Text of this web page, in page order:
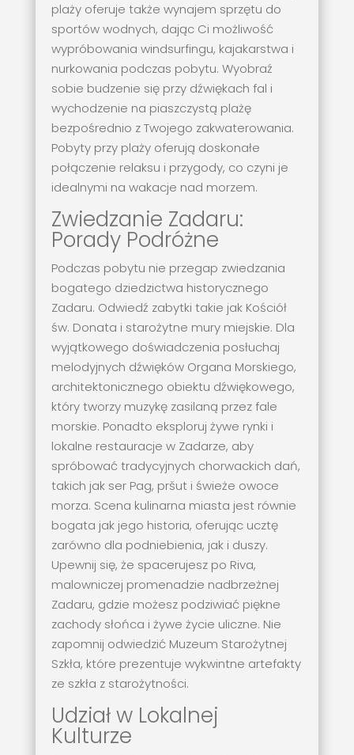
plaży oferuje także wynajem sprzętu do
sportów wodnych, dając Ci możliwość
wypróbowania windsurfingu, kajakarstwa i
nurkowania podczas pobytu. Wyobraź
sobie budzenie się przy dźwiękach fal i
wychodzenie na piaszczystą plażę
bezpośrednio z Twojego zakwaterowania.
Pobyty przy plaży oferują doskonałe
połączenie relaksu i przygody, co czyni je
idealnymi na wakacje nad morzem.
Zwiedzanie Zadaru:
Porady Podróżne
Podczas pobytu nie przegap zwiedzania
bogatego dziedzictwa historycznego
Zadaru. Odwiedź zabytki takie jak Kościół
św. Donata i starożytne mury miejskie. Dla
wyjątkowego doświadczenia posłuchaj
melodyjnych dźwięków Organa Morskiego,
architektonicznego obiektu dźwiękowego,
który tworzy muzykę zasilaną przez fale
morskie. Ponadto eksploruj żywe rynki i
lokalne restauracje w Zadarze, aby
spróbować tradycyjnych chorwackich dań,
takich jak ser Pag, pršut i świeże owoce
morza. Scena kulinarna miasta jest równie
bogata jak jego historia, oferując ucztę
zarówno dla podniebienia, jak i duszy.
Upewnij się, że spacerujesz po Riva,
malowniczej promenadzie nadbrzeżnej
Zadaru, gdzie możesz podziwiać piękne
zachody słońca i żywe życie uliczne. Nie
zapomnij odwiedzić Muzeum Starożytnej
Szkła, które prezentuje wykwintne artefakty
ze szkła z starożytności.
Udział w Lokalnej
Kulturze